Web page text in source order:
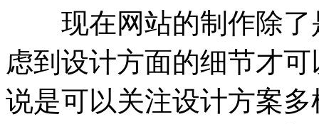
现在网站的制作除了
虑到设计方面的细节才
说是可以关注设计方案